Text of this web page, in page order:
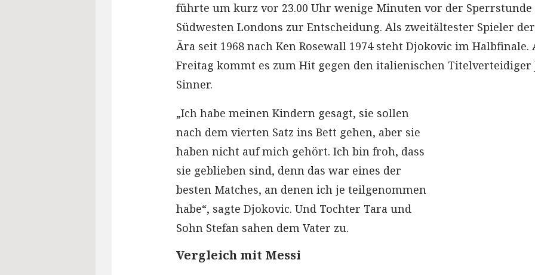
führte um kurz vor 23.00 Uhr wenige Minuten vor der
Südwesten Londons zur Entscheidung. Als zweitältester Spieler
Ära seit 1968 nach Ken Rosewall 1974 steht Djokovic im Halbfinale.
Freitag kommt es zum Hit gegen den italienischen Titelverteidiger
Sinner.
„Ich habe meinen Kindern gesagt, sie sollen
nach dem vierten Satz ins Bett gehen, aber sie
haben nicht auf mich gehört. Ich bin froh, dass
sie geblieben sind, denn das war eines der
besten Matches, an denen ich je teilgenommen
habe“, sagte Djokovic. Und Tochter Tara und
Sohn Stefan sahen dem Vater zu.
Vergleich mit Messi